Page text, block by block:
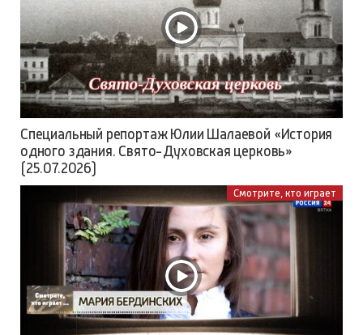
Специальный репортаж Юлии Шалаевой «История
одного здания. Свято-Духовская церковь»
(25.07.2026)
Смотрите, кто играет